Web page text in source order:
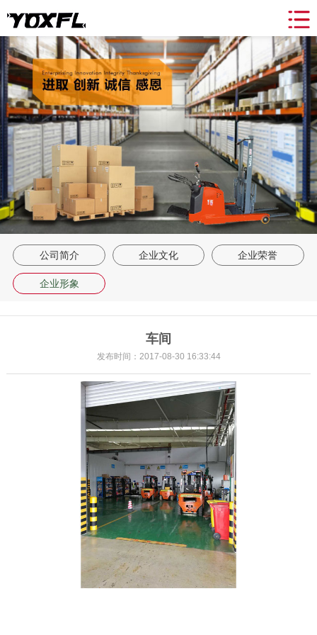
网站导航
关于我们
产品中心
新闻动态
合作案例
租赁&维修
联系我们
返回首页
公司简介 企业文化 企业荣誉
企业形象
车间
发布时间：2017-08-30 16:33:44